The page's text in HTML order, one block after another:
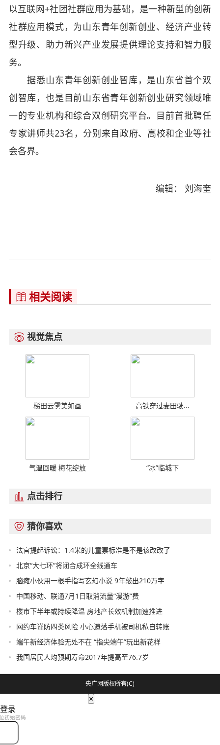
以互联网+社团社群应用为基础，是一种新型的创新
社群应用模式，为山东青年创新创业、经济产业转
型升级、助力新兴产业发展提供理论支持和智力服
务。
据悉山东青年创新创业智库，是山东省首个双
创智库，也是目前山东省青年创新创业研究领域唯
一的专业机构和综合双创研究平台。目前首批聘任
专家讲师共23名，分别来自政府、高校和企业等社
会各界。
编辑： 刘海奎
 相关阅读
 视觉焦点
梯田云雾美如画 高铁穿过麦田驶...
气温回暖 梅花绽放 “冰”临城下
 点击排行
 猜你喜欢
法官提起诉讼：1.4米的儿童票标准是不是该改改了
北京“大七环”将闭合成环全线通车
脑瘫小伙用一根手指写玄幻小说 9年敲出210万字
中国移动、联通7月1日取消流量“漫游”费
楼市下半年或持续降温 房地产长效机制加速推进
网约车谨防四类风险 小心遗落手机被司机私自转账
端午新经济体验无处不在 “指尖端午”玩出新花样
我国居民人均预期寿命2017年提高至76.7岁
央广网版权所有(C)
×
录
初始密码